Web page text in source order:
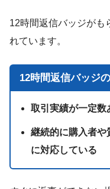
12時間返信バッジがも
れています。
12時間返信バッジ
取引実績が一定数
継続的に購入者や
に対応している